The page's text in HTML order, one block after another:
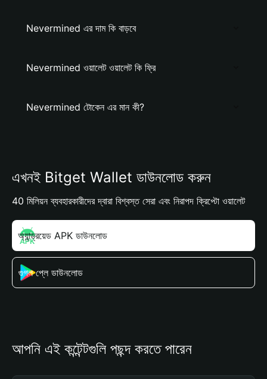
Nevermined এর দাম কি বাড়বে
Nevermined ওয়ালেট ওয়ালেট কি ফ্রি
Nevermined টোকেন এর মান কী?
এখনই Bitget Wallet ডাউনলোড করুন
40 মিলিয়ন ব্যবহারকারীদের দ্বারা বিশ্বস্ত সেরা এবং নিরাপদ ক্রিপ্টো ওয়ালেট
অ্যান্ড্রয়েড APK ডাউনলোড
গুগল প্লে ডাউনলোড
আপনি এই কন্টেন্টগুলি পছন্দ করতে পারেন